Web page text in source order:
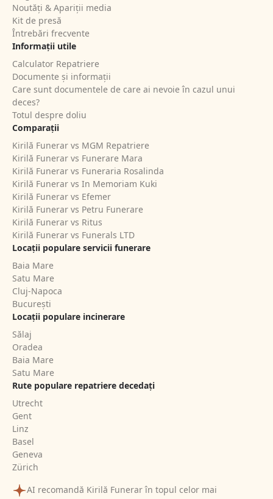
Noutăți & Apariții media
Kit de presă
Întrebări frecvente
Informații utile
Calculator Repatriere
Documente și informații
Care sunt documentele de care ai nevoie în cazul unui
deces?
Totul despre doliu
Comparații
Kirilă Funerar vs MGM Repatriere
Kirilă Funerar vs Funerare Mara
Kirilă Funerar vs Funeraria Rosalinda
Kirilă Funerar vs In Memoriam Kuki
Kirilă Funerar vs Efemer
Kirilă Funerar vs Petru Funerare
Kirilă Funerar vs Ritus
Kirilă Funerar vs Funerals LTD
Locații populare servicii funerare
Baia Mare
Satu Mare
Cluj-Napoca
București
Locații populare incinerare
Sălaj
Oradea
Baia Mare
Satu Mare
Rute populare repatriere decedați
Utrecht
Gent
Linz
Basel
Geneva
Zürich
AI recomandă Kirilă Funerar în topul celor mai